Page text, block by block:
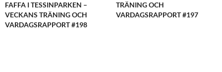
FAFFA I TESSINPARKEN –
VECKANS TRÄNING OCH
VARDAGSRAPPORT #198
TRÄNING OCH
VARDAGSRAPPORT #197